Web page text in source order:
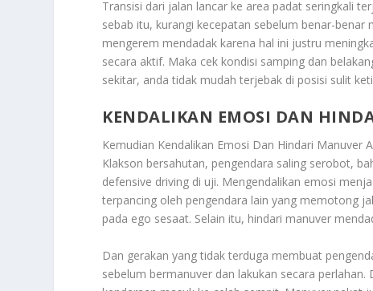
Transisi dari jalan lancar ke area padat seringkali
sebab itu, kurangi kecepatan sebelum benar-benar
mengerem mendadak karena hal ini justru
secara aktif. Maka cek kondisi samping dan
sekitar, anda tidak mudah terjebak di posisi sulit
KENDALIKAN EMOSI DAN
Kemudian Kendalikan Emosi Dan Hindari Manuver
Klakson bersahutan, pengendara saling serobot,
defensive driving di uji. Mengendalikan emosi
terpancing oleh pengendara lain yang memotong
pada ego sesaat. Selain itu, hindari manuver
Dan gerakan yang tidak terduga membuat
sebelum bermanuver dan lakukan secara